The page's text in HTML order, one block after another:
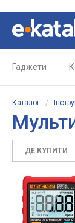
Гаджети
Каталог /
ДЕ КУПИТИ